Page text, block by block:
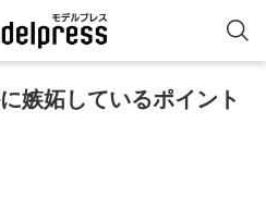
嫉妬しているポイント